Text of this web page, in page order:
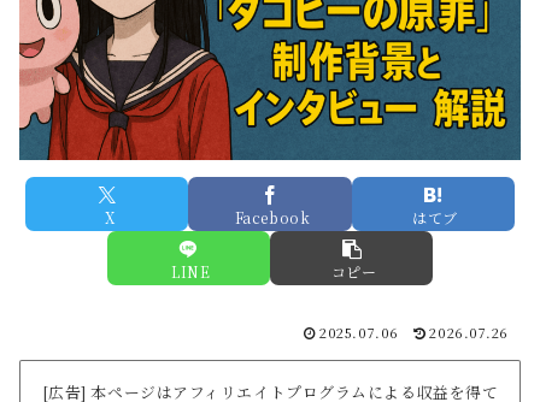
X Facebook はてブ
LINE コピー
2025.07.06 2026.07.26
[広告] 本ページはアフィリエイトプログラムによる収益を得て